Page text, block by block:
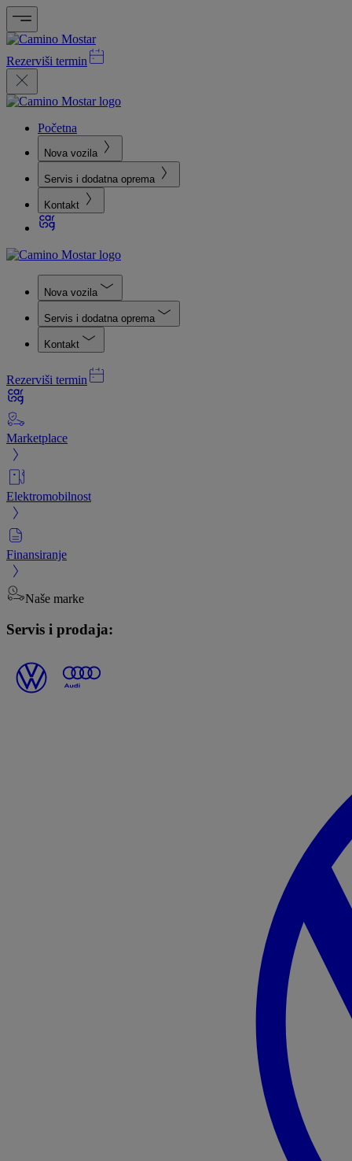
Rezerviši termin
Početna
Nova vozila
Servis i dodatna oprema
Kontakt
Nova vozila
Servis i dodatna oprema
Kontakt
Rezerviši termin
Marketplace
Elektromobilnost
Finansiranje
Naše marke
Servis i prodaja: